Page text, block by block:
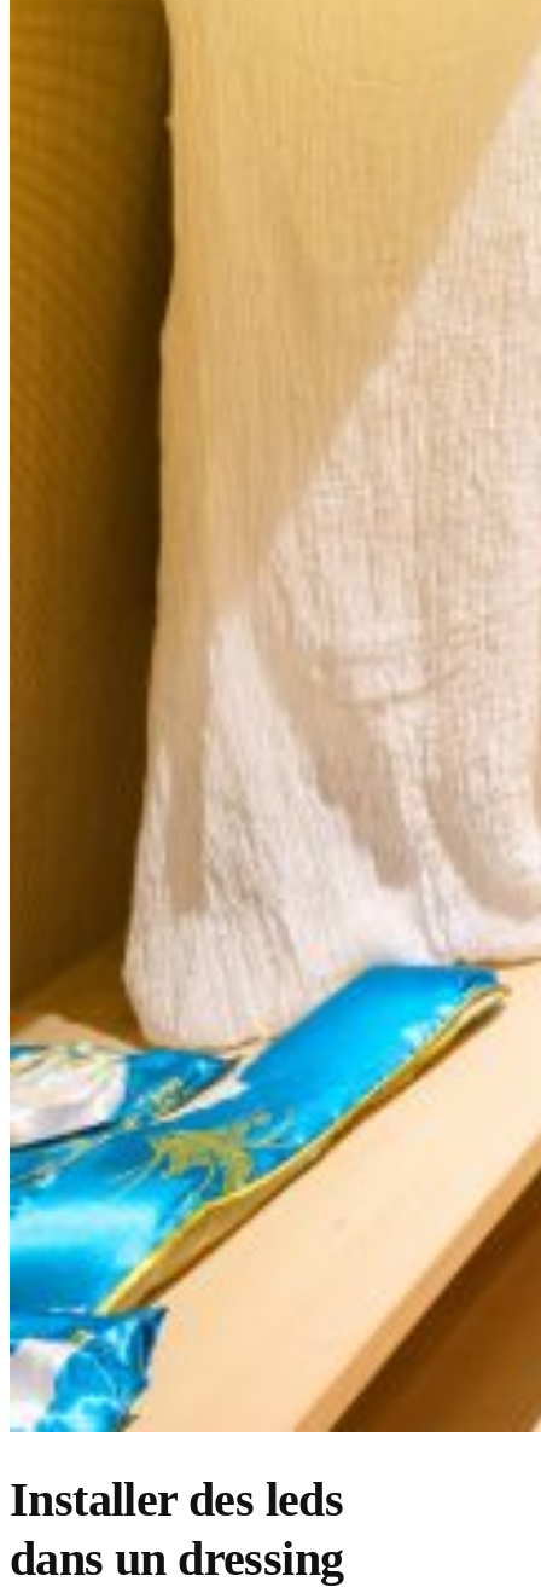
Installer des leds
dans un dressing